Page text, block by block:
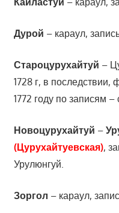
Дурой – караул,
Староцурухайтуй –
1728 г, в последствии,
1772 году по записям –
Новоцурухайтуй –
(Цурухайтуевская),
Урулюнгуй.
Зоргол – караул,